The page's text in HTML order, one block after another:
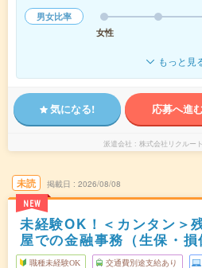
男女比率
女性
もっと見
気になる! 応募へ進
派遣会社 株式会社リクルー
未読
NEW
掲載日 2026/08/08
未経験OK！＜カンタン＞
屋での金融事務（生保・損
職種未経験OK 交通費別途支給あり